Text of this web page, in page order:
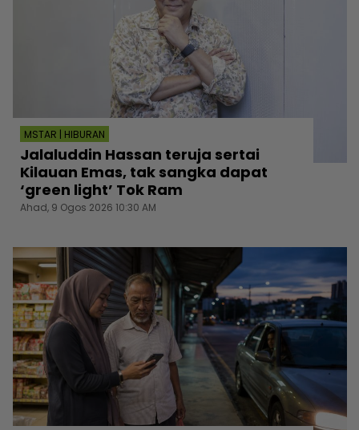
MSTAR | HIBURAN
Jalaluddin Hassan teruja sertai
Kilauan Emas, tak sangka dapat
‘green light’ Tok Ram
Ahad, 9 Ogos 2026 10:30 AM